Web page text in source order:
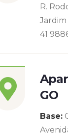
R.
Jardim
41
GO
Base: